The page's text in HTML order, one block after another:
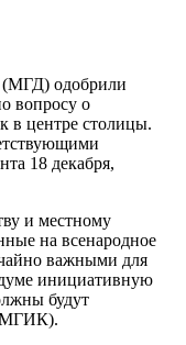
(МГД) одобрили
вопросу о
в центре столицы.
18 декабря,
и местному
на всенародное
важными для
инициативную
будут
(МГИК).